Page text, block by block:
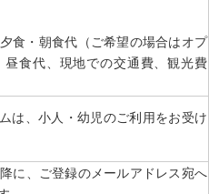
食・朝食代（ご希望の場合はオプ
昼食代、現地での交通費、観光費
は、小人・幼児のご利用をお受け
に、ご登録のメールアドレス宛へ